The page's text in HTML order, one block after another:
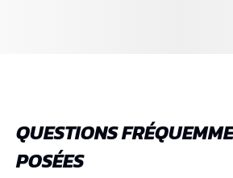
QUESTIONS
POSÉES